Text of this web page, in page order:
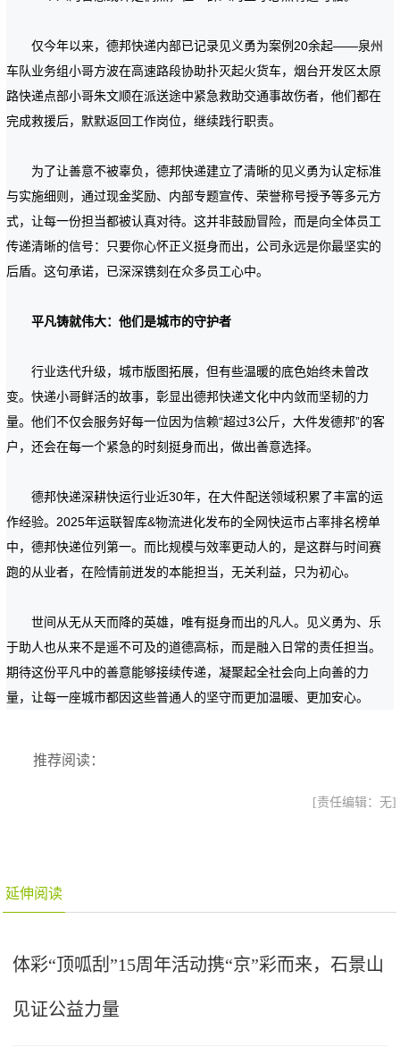
仅今年以来，德邦快递内部已记录见义勇为案例20余起——泉州
车队业务组小哥方波在高速路段协助扑灭起火货车，烟台开发区太原
路快递点部小哥朱文顺在派送途中紧急救助交通事故伤者，他们都在
完成救援后，默默返回工作岗位，继续践行职责。
为了让善意不被辜负，德邦快递建立了清晰的见义勇为认定标准
与实施细则，通过现金奖励、内部专题宣传、荣誉称号授予等多元方
式，让每一份担当都被认真对待。这并非鼓励冒险，而是向全体员工
传递清晰的信号：只要你心怀正义挺身而出，公司永远是你最坚实的
后盾。这句承诺，已深深镌刻在众多员工心中。
平凡铸就伟大：他们是城市的守护者
行业迭代升级，城市版图拓展，但有些温暖的底色始终未曾改
变。快递小哥鲜活的故事，彰显出德邦快递文化中内敛而坚韧的力
量。他们不仅会服务好每一位因为信赖“超过3公斤，大件发德邦”的客
户，还会在每一个紧急的时刻挺身而出，做出善意选择。
德邦快递深耕快运行业近30年，在大件配送领域积累了丰富的运
作经验。2025年运联智库&物流进化发布的全网快运市占率排名榜单
中，德邦快递位列第一。而比规模与效率更动人的，是这群与时间赛
跑的从业者，在险情前迸发的本能担当，无关利益，只为初心。
世间从无从天而降的英雄，唯有挺身而出的凡人。见义勇为、乐
于助人也从来不是遥不可及的道德高标，而是融入日常的责任担当。
期待这份平凡中的善意能够接续传递，凝聚起全社会向上向善的力
量，让每一座城市都因这些普通人的坚守而更加温暖、更加安心。
推荐阅读：
[责任编辑：无]
延伸阅读
体彩“顶呱刮”15周年活动携“京”彩而来，石景山
见证公益力量